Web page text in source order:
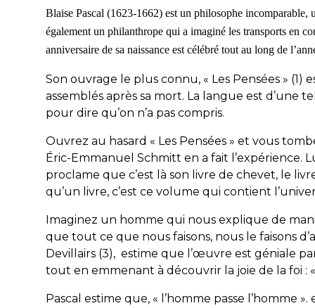
Blaise Pascal (1623-1662) est un philosophe
également un philanthrope qui a imaginé les transports en
anniversaire de sa naissance est célébré tout au long de
Son ouvrage le plus connu, « Les Pensées »
assemblés après sa mort. La langue est d’une
pour dire qu’on n’a pas compris.
Ouvrez au hasard « Les Pensées » et vous
Éric-Emmanuel Schmitt en a fait l’expérience.
proclame que c’est là son l ivre de chevet, le
qu’un livre, c’est ce volume qui contient
Imaginez un homme qui nous explique de
que tout ce que nous faisons, nous le faisons
Devillairs (3), estime que l’œuvre est géniale
tout en emmenant à découvrir la joie de la foi :
Pascal estime que, « l’homme passe l’homme ».